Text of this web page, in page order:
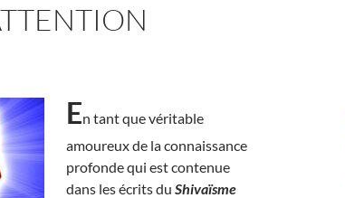
En tant que véritable
amoureux de la connaissance
profonde qui est contenue
dans les écrits du Shivaïsme